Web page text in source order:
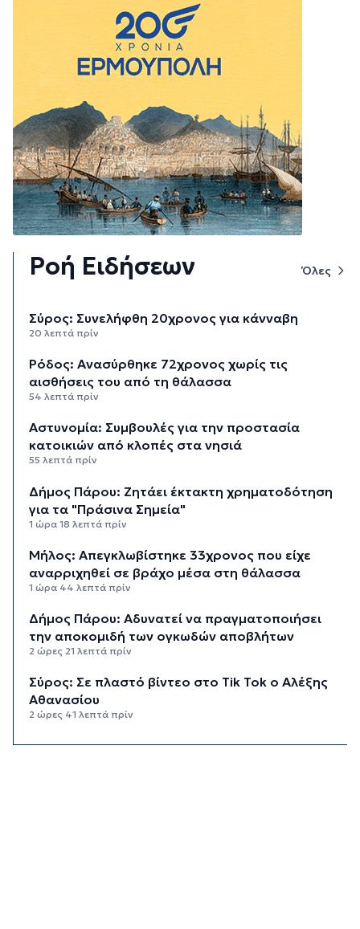
Ροή Ειδήσεων Όλες
Σύρος: Συνελήφθη 20χρονος για κάνναβη
20 λεπτά πρίν
Ρόδος: Ανασύρθηκε 72χρονος χωρίς τις
αισθήσεις του από τη θάλασσα
54 λεπτά πρίν
Αστυνομία: Συμβουλές για την προστασία
κατοικιών από κλοπές στα νησιά
55 λεπτά πρίν
Δήμος Πάρου: Ζητάει έκτακτη χρηματοδότηση
για τα "Πράσινα Σημεία"
1 ώρα 18 λεπτά πρίν
Μήλος: Απεγκλωβίστηκε 33χρονος που είχε
αναρριχηθεί σε βράχο μέσα στη θάλασσα
1 ώρα 44 λεπτά πρίν
Δήμος Πάρου: Αδυνατεί να πραγματοποιήσει
την αποκομιδή των ογκωδών αποβλήτων
2 ώρες 21 λεπτά πρίν
Σύρος: Σε πλαστό βίντεο στο Tik Tok ο Αλέξης
Αθανασίου
2 ώρες 41 λεπτά πρίν
Λαϊκές και ρεμπέτικες βραδιές στην